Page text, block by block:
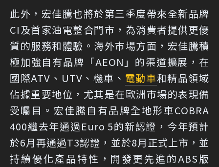
此外，宏佳騰也將於第三季度帶來全新品牌
CI及首家油電整合門市，為消費者提供更優
質的服務和體驗。海外市場方面，宏佳騰積
極加強自有品牌「AEON」的渠道擴展，在
國際ATV、UTV、機車、 電動車和精品領域
佔據重要地位，尤其是在歐洲市場的表現備
受矚目。宏佳騰自有品牌全地形車COBRA
400繼去年通過Euro 5的新認證，今年預計
於6月再通過T3認證，並於8月正式上市，並
持續優化產品特性，開發更先進的ABS版